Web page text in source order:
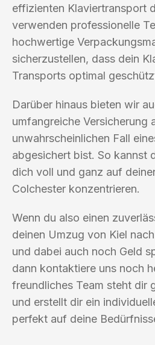
effizienten Klaviertransport
verwenden professionelle
hochwertige
sicherzustellen, dass dein
Transports optimal
Darüber hinaus bieten wir
umfangreiche Versicherung
unwahrscheinlichen Fall
abgesichert bist. So kannst
dich voll und ganz auf
Colchester konzentrieren.
Wenn du also einen
deinen Umzug von Kiel
und dabei auch noch Geld
dann kontaktiere uns noch
freundliches Team steht dir
und erstellt dir ein
perfekt auf deine